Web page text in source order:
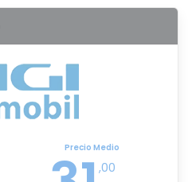
Precio Medio
,00